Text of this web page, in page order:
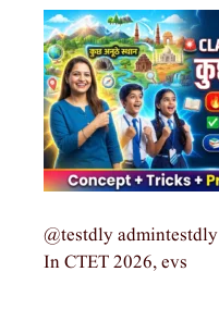
@testdly admintestdly
In CTET 2026, evs